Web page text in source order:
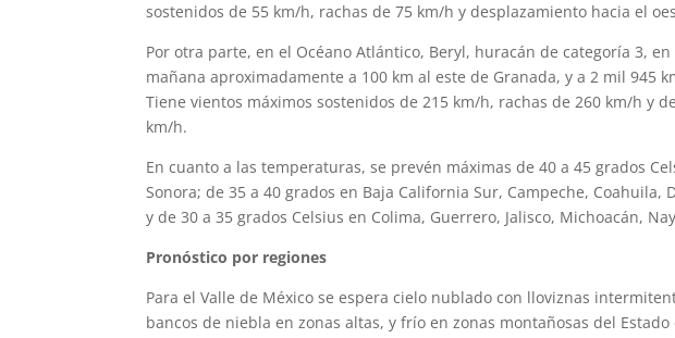
sostenidos de 55 km/h, rachas de 75 km/h y desplazamiento hacia el
Por otra parte, en el Océano Atlántico, Beryl, huracán de categoría 3,
mañana aproximadamente a 100 km al este de Granada, y a 2 mil 945
Tiene vientos máximos sostenidos de 215 km/h, rachas de 260 km/h y
km/h.
En cuanto a las temperaturas, se prevén máximas de 40 a 45 grados
Sonora; de 35 a 40 grados en Baja California Sur, Campeche, Coahuila,
y de 30 a 35 grados Celsius en Colima, Guerrero, Jalisco, Michoacán,
Pronóstico por regiones
Para el Valle de México se espera cielo nublado con lloviznas
bancos de niebla en zonas altas, y frío en zonas montañosas del